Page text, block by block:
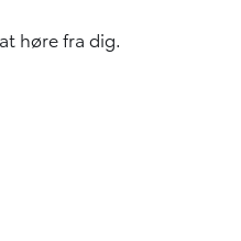
høre fra dig.